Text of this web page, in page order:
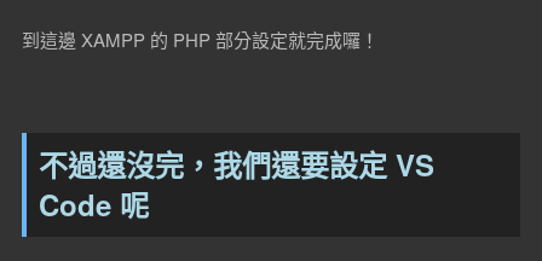
到這邊 XAMPP 的 PHP 部分設定就完成囉！
不過還沒完，我們還要設定 VS
Code 呢